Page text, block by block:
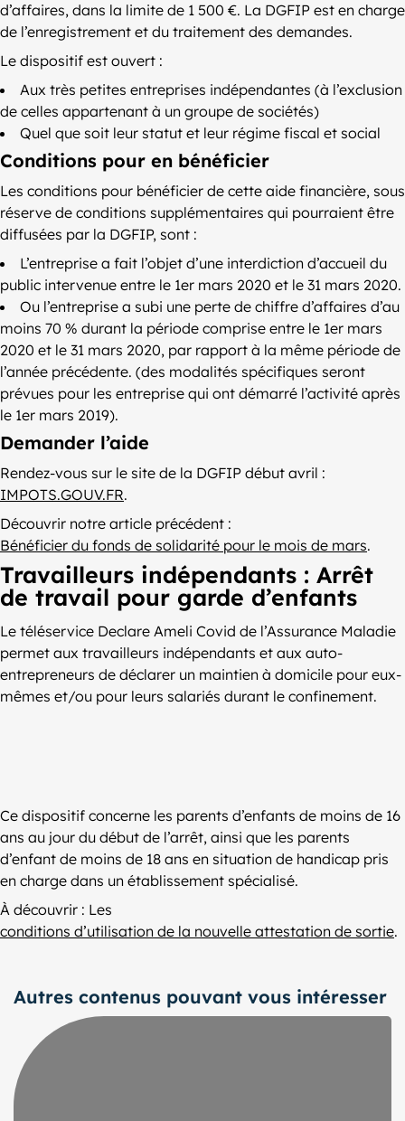
d’affaires, dans la limite de 1 500 €. La DGFIP est en charge
de l’enregistrement et du traitement des demandes.
Le dispositif est ouvert :
Aux très petites entreprises indépendantes (à l’exclusion
de celles appartenant à un groupe de sociétés)
Quel que soit leur statut et leur régime fiscal et social
Conditions pour en bénéficier
Les conditions pour bénéficier de cette aide financière, sous
réserve de conditions supplémentaires qui pourraient être
diffusées par la DGFIP, sont :
L’entreprise a fait l’objet d’une interdiction d’accueil du
public intervenue entre le 1er mars 2020 et le 31 mars 2020.
Ou l’entreprise a subi une perte de chiffre d’affaires d’au
moins 70 % durant la période comprise entre le 1er mars
2020 et le 31 mars 2020, par rapport à la même période de
l’année précédente. (des modalités spécifiques seront
prévues pour les entreprise qui ont démarré l’activité après
le 1er mars 2019).
Demander l’aide
Rendez-vous sur le site de la DGFIP début avril :
IMPOTS.GOUV.FR.
Découvrir notre article précédent :
Bénéficier du fonds de solidarité pour le mois de mars.
Travailleurs indépendants : Arrêt
de travail pour garde d’enfants
Le téléservice Declare Ameli Covid de l’Assurance Maladie
permet aux travailleurs indépendants et aux auto-
entrepreneurs de déclarer un maintien à domicile pour eux-
mêmes et/ou pour leurs salariés durant le confinement.
Ce dispositif concerne les parents d’enfants de moins de 16
ans au jour du début de l’arrêt, ainsi que les parents
d’enfant de moins de 18 ans en situation de handicap pris
en charge dans un établissement spécialisé.
À découvrir : Les
conditions d’utilisation de la nouvelle attestation de sortie.
Autres contenus pouvant vous intéresser